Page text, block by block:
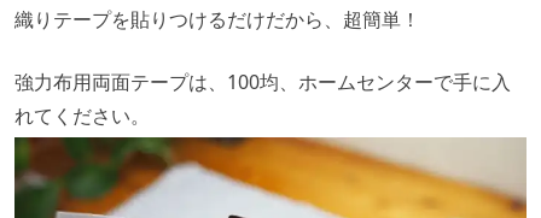
織りテープを貼りつけるだけだから、超簡単！
強力布用両面テープは、100均、ホームセンターで手に入
れてください。